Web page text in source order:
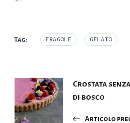
Tag: FRAGOLE GELATO
Navigazione
articoli
Crostata
di bosco
Articolo